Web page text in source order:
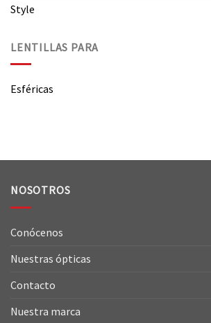
Style
LENTILLAS PARA
Esféricas
NOSOTROS
Conócenos
Nuestras ópticas
Contacto
Nuestra marca